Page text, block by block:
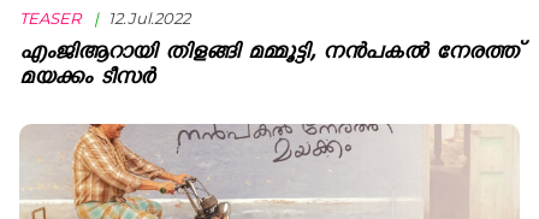
TEASER | 12.Jul.2022
എംജിആറായി തിളങ്ങി മമ്മൂട്ടി, നൻപകൽ നേരത്ത്
മയക്കം ടീസർ